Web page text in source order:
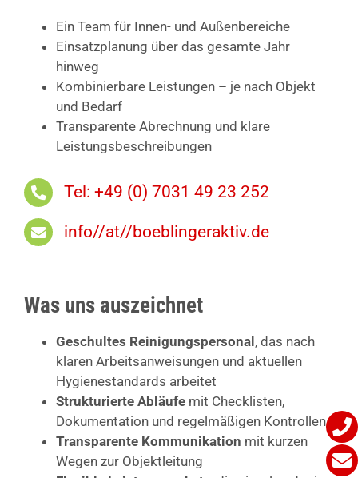
Ein Team für Innen- und Außenbereiche
Einsatzplanung über das gesamte Jahr
hinweg
Kombinierbare Leistungen – je nach Objekt
und Bedarf
Transparente Abrechnung und klare
Leistungsbeschreibungen
Tel: +49 (0) 7031 49 23 252
info//at//boeblingeraktiv.de
Was uns auszeichnet
Geschultes Reinigungspersonal, das nach
klaren Arbeitsanweisungen und aktuellen
Hygienestandards arbeitet
Strukturierte Abläufemit Checklisten,
Dokumentation und regelmäßigen Kontrollen
Transparente Kommunikation mit kurzen
Wegen zur Objektleitung